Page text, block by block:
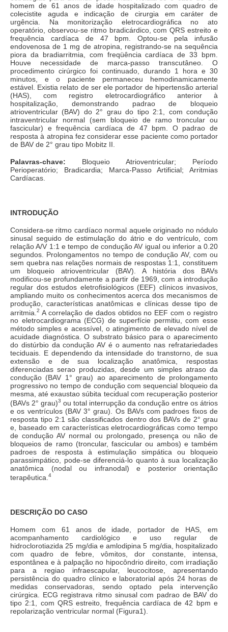
homem de 61 anos de idade hospitalizado com quadro de
colecistite aguda e indicação de cirurgia em caráter de
urgência. Na monitorização eletrocardiográfica no ato
operatório, observou-se ritmo bradicárdico, com QRS estreito e
frequência cardíaca de 47 bpm. Optou-se pela infusão
endovenosa de 1 mg de atropina, registrando-se na sequência
piora da bradiarritmia, com freqüência cardíaca de 33 bpm.
Houve necessidade de marca-passo transcutâneo. O
procedimento cirúrgico foi continuado, durando 1 hora e 30
minutos, e o paciente permaneceu hemodinamicamente
estável. Existia relato de ser ele portador de hipertensão arterial
(HAS), com registro eletrocardiográfico anterior à
hospitalização, demonstrando padrao de bloqueio
atrioventricular (BAV) do 2° grau do tipo 2:1, com condução
intraventricular normal (sem bloqueio de ramo troncular ou
fascicular) e frequência cardíaca de 47 bpm. O padrao de
resposta à atropina fez considerar esse paciente como portador
de BAV de 2° grau tipo Mobitz II.
Palavras-chave: Bloqueio Atrioventricular; Período
Perioperatório; Bradicardia; Marca-Passo Artificial; Arritmias
Cardíacas.
INTRODUÇÃO
Considera-se ritmo cardíaco normal aquele originado no nódulo
sinusal seguido de estimulação do átrio e do ventrículo, com
relação A/V 1:1 e tempo de condução AV igual ou inferior a 0.20
segundos. Prolongamentos no tempo de condução AV, com ou
sem quebra nas relações normais de respostas 1:1, constituem
um bloqueio atrioventricular (BAV). A história dos BAVs
modificou-se profundamente a partir de 1969, com a introdução
regular dos estudos eletrofisiológicos (EEF) clínicos invasivos,
ampliando muito os conhecimentos acerca dos mecanismos de
produção, características anatômicas e clínicas desse tipo de
arritmia. 2 A correlação de dados obtidos no EEF com o registro
no eletrocardiograma (ECG) de superfície permitiu, com esse
método simples e acessível, o atingimento de elevado nível de
acuidade diagnóstica. O substrato básico para o aparecimento
do distúrbio da condução AV é o aumento nas refratariedades
teciduais. E dependendo da intensidade do transtorno, de sua
extensão e de sua localização anatômica, respostas
diferenciadas serao produzidas, desde um simples atraso da
condução (BAV 1° grau) ao aparecimento de prolongamento
progressivo no tempo de condução com sequencial bloqueio da
mesma, até exaustao súbita tecidual com recuperação posterior
(BAVs 2° grau)3 ou total interrupção da condução entre os átrios
e os ventrículos (BAV 3° grau). Os BAVs com padroes fixos de
resposta tipo 2:1 são classificados dentro dos BAVs de 2° grau
e, baseado em características eletrocardiográficas como tempo
de condução AV normal ou prolongado, presença ou não de
bloqueios de ramo (troncular, fascicular ou ambos) e também
padroes de resposta à estimulação simpática ou bloqueio
parassimpático, pode-se diferenciá-lo quanto à sua localização
anatômica (nodal ou infranodal) e posterior orientação
terapêutica. 4
DESCRIÇÃO DO CASO
Homem com 61 anos de idade, portador de HAS, em
acompanhamento cardiológico e uso regular de
hidroclorotiazida 25 mg/dia e amlodipina 5 mg/dia, hospitalizado
com quadro de febre, vômitos, dor constante, intensa,
espontânea e à palpação no hipocôndrio direito, com irradiação
para a regiao infraescapular, leucocitose, apresentando
persistência do quadro clínico e laboratorial após 24 horas de
medidas conservadoras, sendo optado pela intervenção
cirúrgica. ECG registrava ritmo sinusal com padrao de BAV do
tipo 2:1, com QRS estreito, frequência cardíaca de 42 bpm e
repolarização ventricular normal (Figura1).